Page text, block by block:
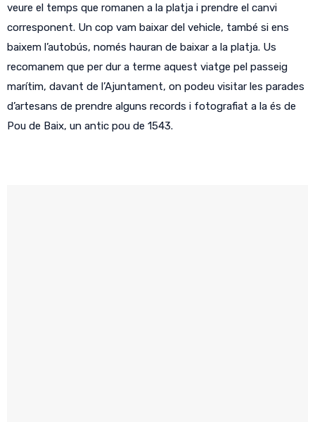
veure el temps que romanen a la platja i prendre el canvi
corresponent. Un cop vam baixar del vehicle, també si ens
baixem l’autobús, només hauran de baixar a la platja. Us
recomanem que per dur a terme aquest viatge pel passeig
marítim, davant de l’Ajuntament, on podeu visitar les parades
d’artesans de prendre alguns records i fotografiat a la és de
Pou de Baix, un antic pou de 1543.